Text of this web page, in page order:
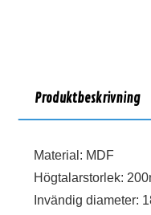
Produktbeskrivning
Material: MDF
Högtalarstorlek:
Invändig diameter: